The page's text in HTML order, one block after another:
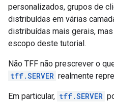
personalizados, grupos de
distribuídas em várias
distribuídas mais gerais,
escopo deste tutorial.
Não TFF não prescrever o
tff.SERVER realmente
Em particular, tff.SERVER